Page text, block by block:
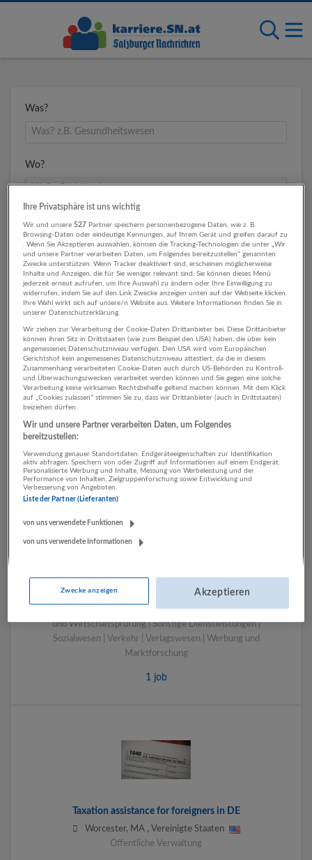
Was?
Wo?
Umkreis
2 Produktion Öffentliche
Verwaltung Unternehmen
LUGSTEIN CONSULTING
Gesundheitswesen | Herstellung von Waren | IT-
Dienstleistungen | Kunst, Unterhaltung und Erholung | Land-
und Forstwirtschaft | Öffentliche Verwaltung | Rechtsberatung
und Wirtschaftsprüfung | Sonstige Dienstleistungen |
Sozialwesen | Verkehr | Verlagswesen | Werbung und
Marktforschung
1 job
Taxation assistance for foreigners in DE
Worcester, MA , Vereinigte Staaten
Öffentliche Verwaltung
Ihre Privatsphäre ist uns wichtig
Wir und unsere527 Partner speichern personenbezogene Daten, wie z. B.
Browsing-Daten oder eindeutige Kennungen, auf Ihrem Gerät und greifen darauf zu
. Wenn Sie Akzeptieren auswählen, können die Tracking-Technologien die unter „Wir
und unsere Partner verarbeiten Daten, um Folgendes bereitzustellen“ genannten
Zwecke unterstützen. Wenn Tracker deaktiviert sind, erscheinen möglicherweise
Inhalte und Anzeigen, die für Sie weniger relevant sind. Sie können dieses Menü
jederzeit erneut aufrufen, um Ihre Auswahl zu ändern oder Ihre Einwilligung zu
widerrufen, indem Sie auf den Link Zwecke anzeigen unten auf der Webseite klicken.
Ihre Wahl wirkt sich auf unsere/n Website aus. Weitere Informationen finden Sie in
unserer Datenschutzerklärung.
Wir ziehen zur Verarbeitung der Cookie-Daten Drittanbieter bei. Diese Drittanbieter
können ihren Sitz in Drittstaaten (wie zum Beispiel den USA) haben, die über kein
angemessenes Datenschutzniveau verfügen. Den USA wird vom Europäischen
Gerichtshof kein angemessenes Datenschutzniveau attestiert, da die in diesem
Zusammenhang verarbeiteten Cookie-Daten auch durch US-Behörden zu Kontroll-
und Überwachungszwecken verarbeitet werden können und Sie gegen eine solche
Verarbeitung keine wirksamen Rechtsbehelfe geltend machen können. Mit dem Klick
auf „Cookies zulassen“ stimmen Sie zu, dass wir Drittanbieter (auch in Drittstaaten)
beiziehen dürfen.
Wir und unsere Partner verarbeiten Daten, um Folgendes
bereitzustellen:
Verwendung genauer Standortdaten. Endgeräteeigenschaften zur Identifikation
aktiv abfragen. Speichern von oder Zugriff auf Informationen auf einem Endgerät.
Personalisierte Werbung und Inhalte, Messung von Werbeleistung und der
Performance von Inhalten, Zielgruppenforschung sowie Entwicklung und
Verbesserung von Angeboten.
Liste der Partner (Lieferanten)
von uns verwendete Funktionen
von uns verwendete Informationen
Zwecke anzeigen Akzeptieren